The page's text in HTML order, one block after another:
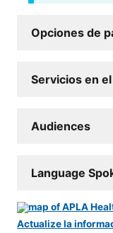
Opciones de
Servicios en
Audiences
Language
Actualize la